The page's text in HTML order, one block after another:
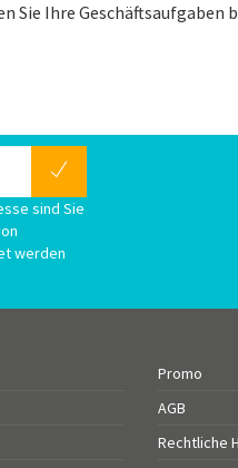
Sie Ihre Geschäftsaufgaben
sind Sie
werden
Promo
AGB
Rechtliche